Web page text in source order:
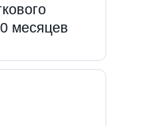
месяцев